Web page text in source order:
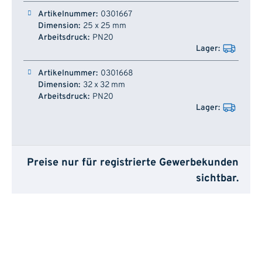
0301667
25 x 25 mm
PN20
0301668
32 x 32 mm
PN20
Preise nur für registrierte Gewerbekunden
sichtbar.